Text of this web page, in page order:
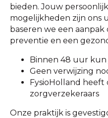
bieden. Jouw
mogelijkheden zijn ons
baseren we een
preventie en een
Binnen 48 uur kun
Geen verwijzing
FysioHolland
zorgverzekeraars
Onze praktijk is